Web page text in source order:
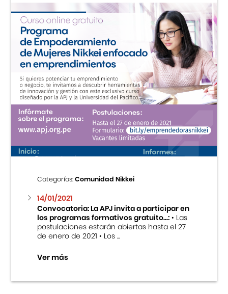
Categorías:Comunidad Nikkei
14/01/2021
Convocatoria: La APJ invita a participar en
los programas formativos gratuito...:• Las
postulaciones estarán abiertas hasta el 27
de enero de 2021 • Los ...
Ver más